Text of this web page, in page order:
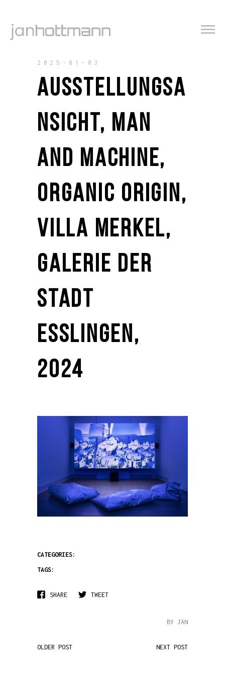
2025-01-03
AUSSTELLUNGSA
NSICHT, MAN
AND MACHINE,
ORGANIC ORIGIN,
VILLA MERKEL,
GALERIE DER
STADT
ESSLINGEN,
2024
CATEGORIES:
TAGS:
SHARE TWEET
BY JAN
OLDER POST NEXT POST